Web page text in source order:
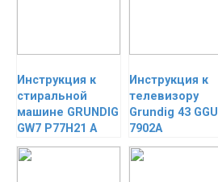
Инструкция к
стиральной
машине GRUNDIG
GW7 P77H21 A
Инструкция к
телевизору
Grundig 43 GGU
7902A